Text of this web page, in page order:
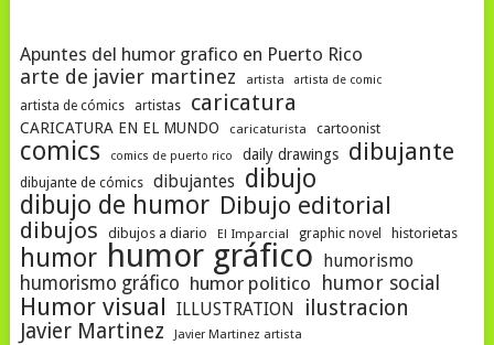
Apuntes del humor grafico en Puerto Rico
arte de javier martinez artista artista de comic
artista de cómics artistas caricatura
CARICATURA EN EL MUNDO caricaturista cartoonist
comics comics de puerto rico daily drawings dibujante
dibujante de cómics dibujantes dibujo
dibujo de humor Dibujo editorial
dibujos dibujos a diario El Imparcial graphic novel historietas
humor humor gráfico humorismo
humorismo gráfico humor politico humor social
Humor visual ILLUSTRATION
ilustracion
Javier Martinez
Javier Martinez artista